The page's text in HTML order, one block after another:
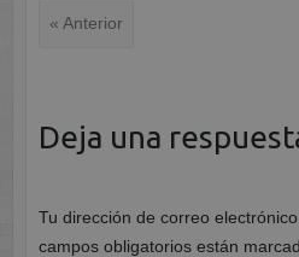
« Anterior
Deja una
Tu dirección de correo
campos obligatorios están